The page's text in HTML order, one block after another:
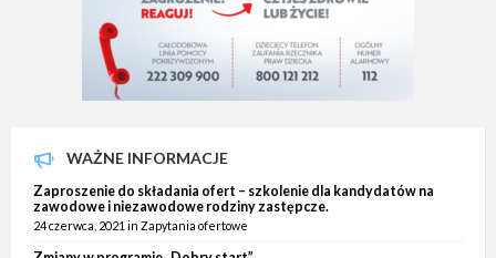
WAŻNE INFORMACJE
Zaproszenie do składania ofert – szkolenie dla kandydatów na
zawodowe i niezawodowe rodziny zastępcze.
24 czerwca, 2021 in Zapytania ofertowe